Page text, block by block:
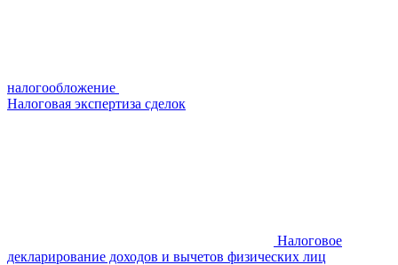
налогообложение
Налоговая экспертиза сделок
Налоговое
декларирование доходов и вычетов физических лиц